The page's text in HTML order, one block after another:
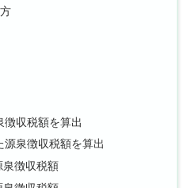
徴収税額を算出
源泉徴収税額を算出
泉徴収税額